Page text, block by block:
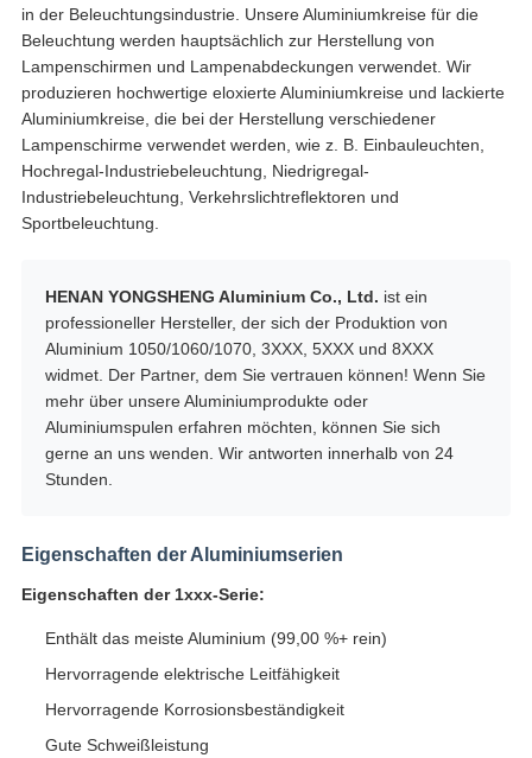
in der Beleuchtungsindustrie. Unsere Aluminiumkreise für die
Beleuchtung werden hauptsächlich zur Herstellung von
Lampenschirmen und Lampenabdeckungen verwendet. Wir
produzieren hochwertige eloxierte Aluminiumkreise und lackierte
Aluminiumkreise, die bei der Herstellung verschiedener
Lampenschirme verwendet werden, wie z. B. Einbauleuchten,
Hochregal-Industriebeleuchtung, Niedrigregal-
Industriebeleuchtung, Verkehrslichtreflektoren und
Sportbeleuchtung.
HENAN YONGSHENG Aluminium Co., Ltd. ist ein
professioneller Hersteller, der sich der Produktion von
Aluminium 1050/1060/1070, 3XXX, 5XXX und 8XXX
widmet. Der Partner, dem Sie vertrauen können! Wenn Sie
mehr über unsere Aluminiumprodukte oder
Aluminiumspulen erfahren möchten, können Sie sich
gerne an uns wenden. Wir antworten innerhalb von 24
Stunden.
Eigenschaften der Aluminiumserien
Eigenschaften der 1xxx-Serie:
Enthält das meiste Aluminium (99,00 %+ rein)
Hervorragende elektrische Leitfähigkeit
Hervorragende Korrosionsbeständigkeit
Gute Schweißleistung